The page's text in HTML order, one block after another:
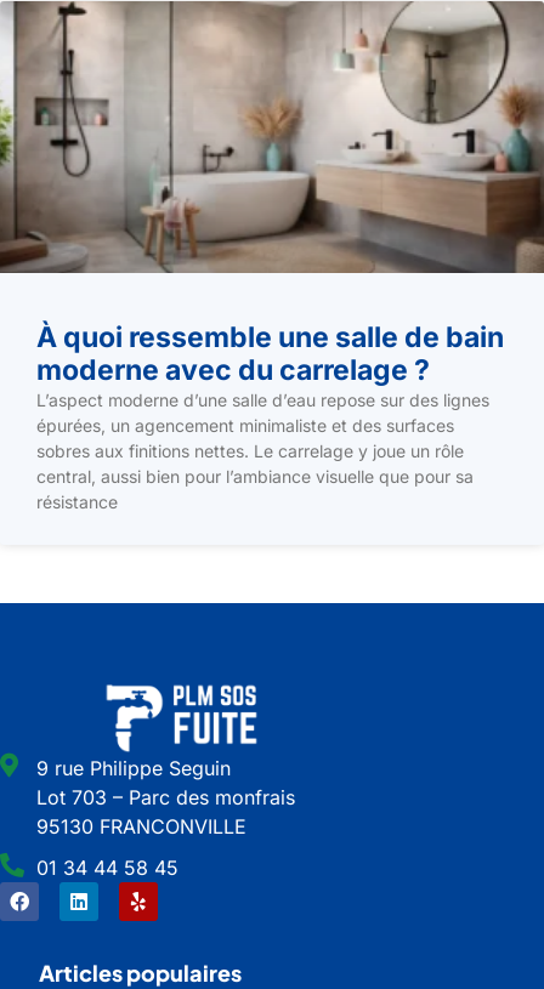
À quoi ressemble une salle de bain
moderne avec du carrelage ?
L’aspect moderne d’une salle d’eau repose sur des lignes
épurées, un agencement minimaliste et des surfaces
sobres aux finitions nettes. Le carrelage y joue un rôle
central, aussi bien pour l’ambiance visuelle que pour sa
résistance
9 rue Philippe Seguin
Lot 703 – Parc des monfrais
95130 FRANCONVILLE
01 34 44 58 45
Articles populaires